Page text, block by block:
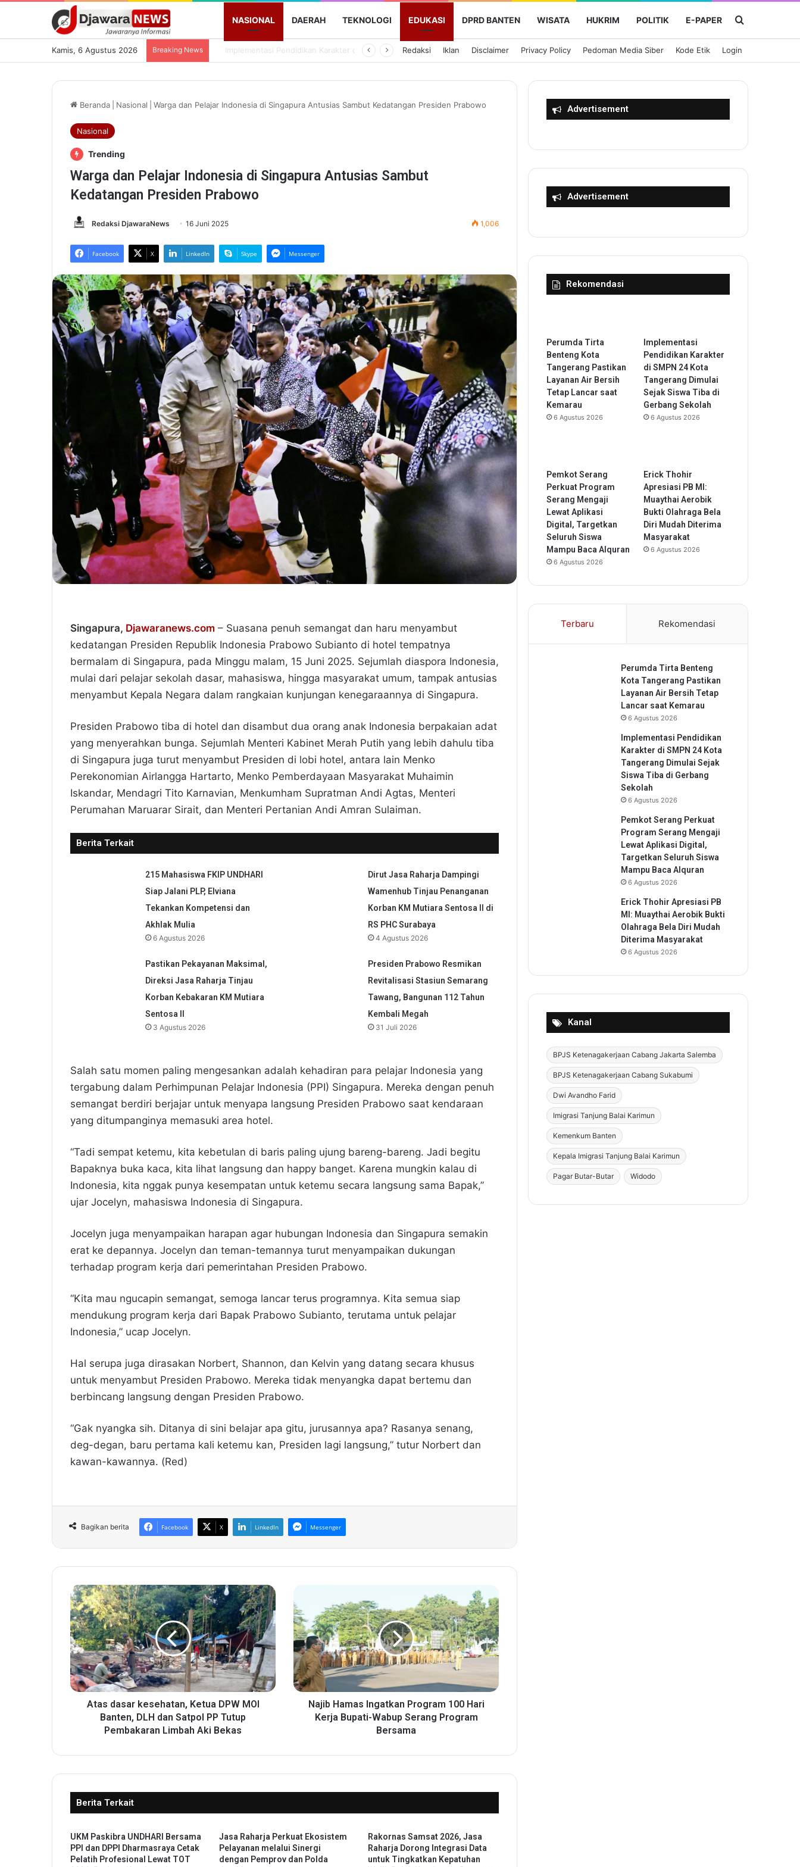
NASIONAL DAERAH TEKNOLOGI EDUKASI DPRD BANTEN WISATA HUKRIM POLITIK E-PAPER Cari Berita
Kamis, 6 Agustus 2026 Breaking News Pemkot Serang Perkuat Program Serang Mengaji Lewat Aplikasi Digital, Targetkan Seluruh Siswa Mampu Baca Alquran Redaksi Iklan Disclaimer Privacy Policy Pedoman Media Siber Kode Etik Login
Beranda Nasional Warga dan Pelajar Indonesia di Singapura Antusias Sambut Kedatangan Presiden Prabowo
Nasional
Trending
Warga dan Pelajar Indonesia di Singapura Antusias Sambut
Kedatangan Presiden Prabowo
Redaksi DjawaraNews 16 Juni 2025 1,006
Facebook X LinkedIn Skype Messenger
Singapura, Djawaranews.com – Suasana penuh semangat dan haru menyambut
kedatangan Presiden Republik Indonesia Prabowo Subianto di hotel tempatnya
bermalam di Singapura, pada Minggu malam, 15 Juni 2025. Sejumlah diaspora Indonesia,
mulai dari pelajar sekolah dasar, mahasiswa, hingga masyarakat umum, tampak antusias
menyambut Kepala Negara dalam rangkaian kunjungan kenegaraannya di Singapura.
Presiden Prabowo tiba di hotel dan disambut dua orang anak Indonesia berpakaian adat
yang menyerahkan bunga. Sejumlah Menteri Kabinet Merah Putih yang lebih dahulu tiba
di Singapura juga turut menyambut Presiden di lobi hotel, antara lain Menko
Perekonomian Airlangga Hartarto, Menko Pemberdayaan Masyarakat Muhaimin
Iskandar, Mendagri Tito Karnavian, Menkumham Supratman Andi Agtas, Menteri
Perumahan Maruarar Sirait, dan Menteri Pertanian Andi Amran Sulaiman.
Berita Terkait
215 Mahasiswa FKIP UNDHARI
Siap Jalani PLP, Elviana
Tekankan Kompetensi dan
Akhlak Mulia
6 Agustus 2026
Dirut Jasa Raharja Dampingi
Wamenhub Tinjau Penanganan
Korban KM Mutiara Sentosa II di
RS PHC Surabaya
4 Agustus 2026
Pastikan Pekayanan Maksimal,
Direksi Jasa Raharja Tinjau
Korban Kebakaran KM Mutiara
Sentosa II
3 Agustus 2026
Presiden Prabowo Resmikan
Revitalisasi Stasiun Semarang
Tawang, Bangunan 112 Tahun
Kembali Megah
31 Juli 2026
Salah satu momen paling mengesankan adalah kehadiran para pelajar Indonesia yang
tergabung dalam Perhimpunan Pelajar Indonesia (PPI) Singapura. Mereka dengan penuh
semangat berdiri berjajar untuk menyapa langsung Presiden Prabowo saat kendaraan
yang ditumpanginya memasuki area hotel.
“Tadi sempat ketemu, kita kebetulan di baris paling ujung bareng-bareng. Jadi begitu
Bapaknya buka kaca, kita lihat langsung dan happy banget. Karena mungkin kalau di
Indonesia, kita nggak punya kesempatan untuk ketemu secara langsung sama Bapak,”
ujar Jocelyn, mahasiswa Indonesia di Singapura.
Jocelyn juga menyampaikan harapan agar hubungan Indonesia dan Singapura semakin
erat ke depannya. Jocelyn dan teman-temannya turut menyampaikan dukungan
terhadap program kerja dari pemerintahan Presiden Prabowo.
“Kita mau ngucapin semangat, semoga lancar terus programnya. Kita semua siap
mendukung program kerja dari Bapak Prabowo Subianto, terutama untuk pelajar
Indonesia,” ucap Jocelyn.
Hal serupa juga dirasakan Norbert, Shannon, dan Kelvin yang datang secara khusus
untuk menyambut Presiden Prabowo. Mereka tidak menyangka dapat bertemu dan
berbincang langsung dengan Presiden Prabowo.
“Gak nyangka sih. Ditanya di sini belajar apa gitu, jurusannya apa? Rasanya senang,
deg-degan, baru pertama kali ketemu kan, Presiden lagi langsung,” tutur Norbert dan
kawan-kawannya. (Red)
Bagikan berita Facebook X LinkedIn Messenger
A
t
a
s
d
a
s
a
r
h
a
,
e
t
Atas dasar kesehatan, Ketua DPW MOI
Banten, DLH dan Satpol PP Tutup
Pembakaran Limbah Aki Bekas
a
j
i
b
H
a
m
a
a
a
P
o
g
Najib Hamas Ingatkan Program 100 Hari
Kerja Bupati-Wabup Serang Program
Bersama
Berita Terkait
UKM Paskibra UNDHARI Bersama
PPI dan DPPI Dharmasraya Cetak
Pelatih Profesional Lewat TOT
‎Jasa Raharja Perkuat Ekosistem
Pelayanan melalui Sinergi
dengan Pemprov dan Polda
Rakornas Samsat 2026, Jasa
Raharja Dorong Integrasi Data
untuk Tingkatkan Kepatuhan
Advertisement
Advertisement
Rekomendasi
Perumda Tirta
Benteng Kota
Tangerang Pastikan
Layanan Air Bersih
Tetap Lancar saat
Kemarau
6 Agustus 2026
Implementasi
Pendidikan Karakter
di SMPN 24 Kota
Tangerang Dimulai
Sejak Siswa Tiba di
Gerbang Sekolah
6 Agustus 2026
Pemkot Serang
Perkuat Program
Serang Mengaji
Lewat Aplikasi
Digital, Targetkan
Seluruh Siswa
Mampu Baca Alquran
6 Agustus 2026
Erick Thohir
Apresiasi PB MI:
Muaythai Aerobik
Bukti Olahraga Bela
Diri Mudah Diterima
Masyarakat
6 Agustus 2026
Terbaru Rekomendasi
Perumda Tirta Benteng
Kota Tangerang Pastikan
Layanan Air Bersih Tetap
Lancar saat Kemarau
6 Agustus 2026
Implementasi Pendidikan
Karakter di SMPN 24 Kota
Tangerang Dimulai Sejak
Siswa Tiba di Gerbang
Sekolah
6 Agustus 2026
Pemkot Serang Perkuat
Program Serang Mengaji
Lewat Aplikasi Digital,
Targetkan Seluruh Siswa
Mampu Baca Alquran
6 Agustus 2026
Erick Thohir Apresiasi PB
MI: Muaythai Aerobik Bukti
Olahraga Bela Diri Mudah
Diterima Masyarakat
6 Agustus 2026
Kanal
BPJS Ketenagakerjaan Cabang Jakarta Salemba
BPJS Ketenagakerjaan Cabang Sukabumi
Dwi Avandho Farid
Imigrasi Tanjung Balai Karimun
Kemenkum Banten
Kepala Imigrasi Tanjung Balai Karimun
Pagar Butar-Butar Widodo